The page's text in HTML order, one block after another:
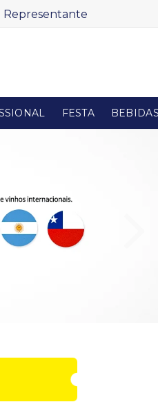
Representante
FESTA